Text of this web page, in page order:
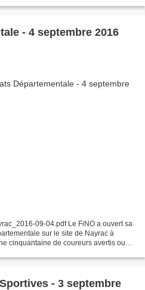
- 4 septembre 2016
09-04.pdf Le FiNO a ouvert sa
sur le site de Nayrac à
cinquantaine de coureurs avertis ou
- 3 septembre